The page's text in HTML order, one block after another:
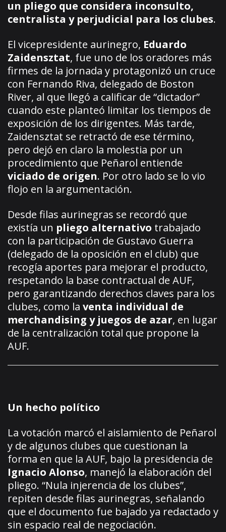
un pliego que considera inconsulto,
centralista y perjudicial para los clubes.
El vicepresidente aurinegro, Eduardo
Zaidensztat, fue uno de los oradores más
firmes de la jornada y protagonizó un cruce
con Fernando Riva, delegado de Boston
River, al que llegó a calificar de “dictador”
cuando este planteó limitar los tiempos de
exposición de los dirigentes. Más tarde,
Zaidensztat se retractó de ese término,
pero dejó en claro la molestia por un
procedimiento que Peñarol entiende
viciado de origen. Por otro lado se lo vio
flojo en la argumentación.
Desde filas aurinegras se recordó que
existía un pliego alternativo trabajado
con la participación de Gustavo Guerra
(delegado de la oposición en el club) que
recogía aportes para mejorar el producto,
respetando la base contractual de AUF,
pero garantizando derechos claves para los
clubes, como la venta individual de
merchandising y juegos de azar, en lugar
de la centralización total que propone la
AUF.
Un hecho político
La votación marcó el aislamiento de Peñarol
y de algunos clubes que cuestionan la
forma en que la AUF, bajo la presidencia de
Ignacio Alonso, manejó la elaboración del
pliego. “Nula injerencia de los clubes”,
repiten desde filas aurinegras, señalando
que el documento fue bajado ya redactado y
sin espacio real de negociación.